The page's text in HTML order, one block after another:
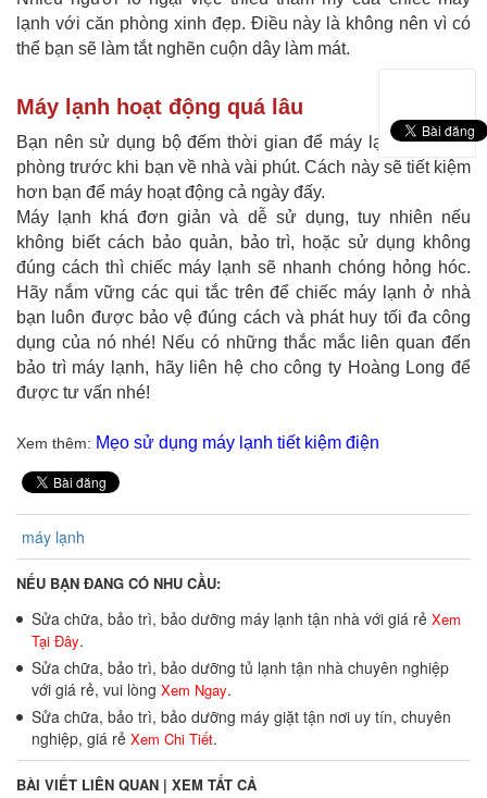
lạnh với căn phòng xinh đẹp. Điều này là không nên vì có
thể bạn sẽ làm tắt nghẽn cuộn dây làm mát.
Máy lạnh hoạt động quá lâu
Bạn nên sử dụng bộ đếm thời gian để máy lạnh làm mát
phòng trước khi bạn về nhà vài phút. Cách này sẽ tiết kiệm
hơn bạn để máy hoạt động cả ngày đấy.
Máy lạnh khá đơn giản và dễ sử dụng, tuy nhiên nếu
không biết cách bảo quản, bảo trì, hoặc sử dụng không
đúng cách thì chiếc máy lạnh sẽ nhanh chóng hỏng hóc.
Hãy nắm vững các qui tắc trên để chiếc máy lạnh ở nhà
bạn luôn được bảo vệ đúng cách và phát huy tối đa công
dụng của nó nhé! Nếu có những thắc mắc liên quan đến
bảo trì máy lạnh, hãy liên hệ cho công ty Hoàng Long để
được tư vấn nhé!
Xem thêm: Mẹo sử dụng máy lạnh tiết kiệm điện
máy lạnh
NẾU BẠN ĐANG CÓ NHU CẦU:
Sửa chữa, bảo trì, bảo dưỡng máy lạnh tận nhà với giá rẻ Xem
Tại Đây.
Sửa chữa, bảo trì, bảo dưỡng tủ lạnh tận nhà chuyên nghiệp
với giá rẻ, vui lòng Xem Ngay.
Sửa chữa, bảo trì, bảo dưỡng máy giặt tận nơi uy tín, chuyên
nghiệp, giá rẻ Xem Chi Tiết.
BÀI VIẾT LIÊN QUAN | XEM TẤT CẢ